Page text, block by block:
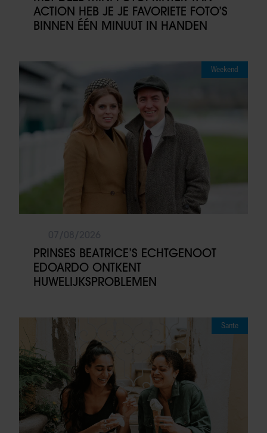
ACTION HEB JE JE FAVORIETE FOTO’S
BINNEN ÉÉN MINUUT IN HANDEN
Weekend
PRINSES BEATRICE’S ECHTGENOOT
EDOARDO ONTKENT
HUWELIJKSPROBLEMEN
Sante